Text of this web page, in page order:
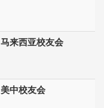
马来西亚校友会
美中校友会